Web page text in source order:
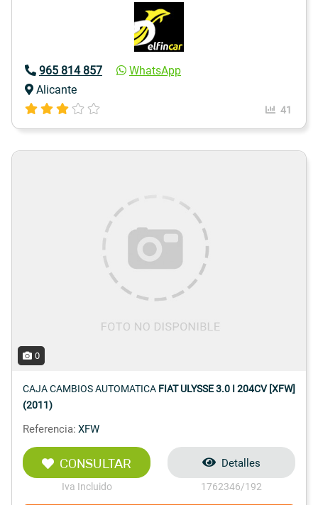
965 814 857
WhatsApp
Alicante
41
0
CAJA CAMBIOS AUTOMATICA FIAT ULYSSE 3.0 I 204CV [XFW]
(2011)
Referencia: XFW
CONSULTAR
Iva Incluido
Detalles
1762346/192